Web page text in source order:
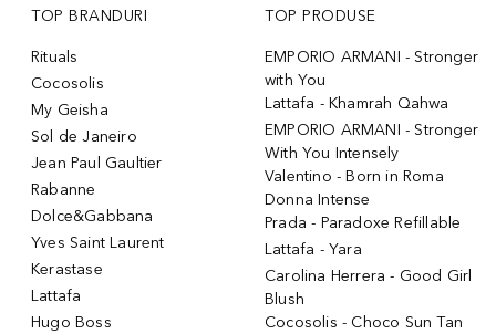
TOP BRANDURI
Rituals
Cocosolis
My Geisha
Sol de Janeiro
Jean Paul Gaultier
Rabanne
Dolce&Gabbana
Yves Saint Laurent
Kerastase
Lattafa
Hugo Boss
TOP PRODUSE
EMPORIO ARMANI - Stronger
with You
Lattafa - Khamrah Qahwa
EMPORIO ARMANI - Stronger
With You Intensely
Valentino - Born in Roma
Donna Intense
Prada - Paradoxe Refillable
Lattafa - Yara
Carolina Herrera - Good Girl
Blush
Cocosolis - Choco Sun Tan